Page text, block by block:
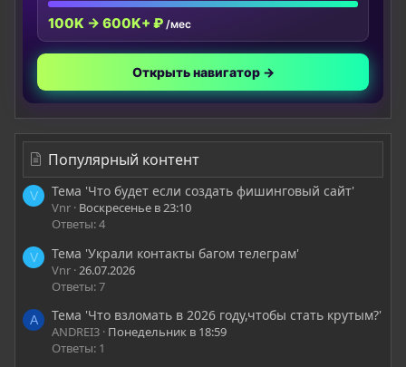
100K → 600K+ ₽ /мес
Открыть навигатор →
Популярный контент
V Тема 'Что будет если создать фишинговый сайт'
Vnr Воскресенье в 23:10
Ответы: 4
V Тема 'Украли контакты багом телеграм'
Vnr 26.07.2026
Ответы: 7
A Тема 'Что взломать в 2026 году,чтобы стать крутым?'
ANDREI3 Понедельник в 18:59
Ответы: 1